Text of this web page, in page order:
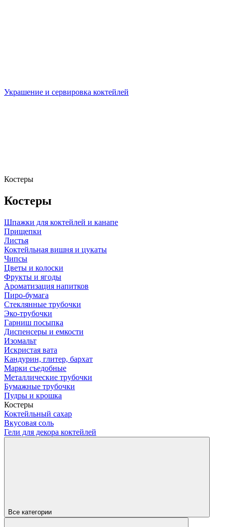
Украшение и сервировка коктейлей
Костеры
Костеры
Шпажки для коктейлей и канапе
Прищепки
Листья
Коктейльная вишня и цукаты
Чипсы
Цветы и колоски
Фрукты и ягоды
Ароматизация напитков
Пиро-бумага
Стеклянные трубочки
Эко-трубочки
Гарниш посыпка
Диспенсеры и емкости
Изомальт
Искристая вата
Кандурин, глитер, бархат
Марки съедобные
Металлические трубочки
Бумажные трубочки
Пудры и крошка
Костеры
Коктейльный сахар
Вкусовая соль
Гели для декора коктейлей
Все категории